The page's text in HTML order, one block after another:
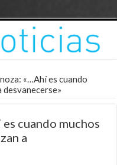
«…Ahí es cuando
desvanecerse»
cuando muchos
a